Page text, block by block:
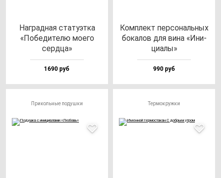
Наг­рад­ная ста­ту­эт­ка
«Побе­ди­те­лю мо­его
сер­дца»
1690 руб
Ком­плект пер­со­наль­ных
бо­ка­лов для ви­на «Ини­
ци­алы»
990 руб
Прикольные подушки Термокружки